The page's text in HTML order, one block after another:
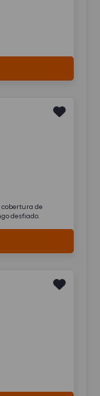
cobertura de
desfiado.